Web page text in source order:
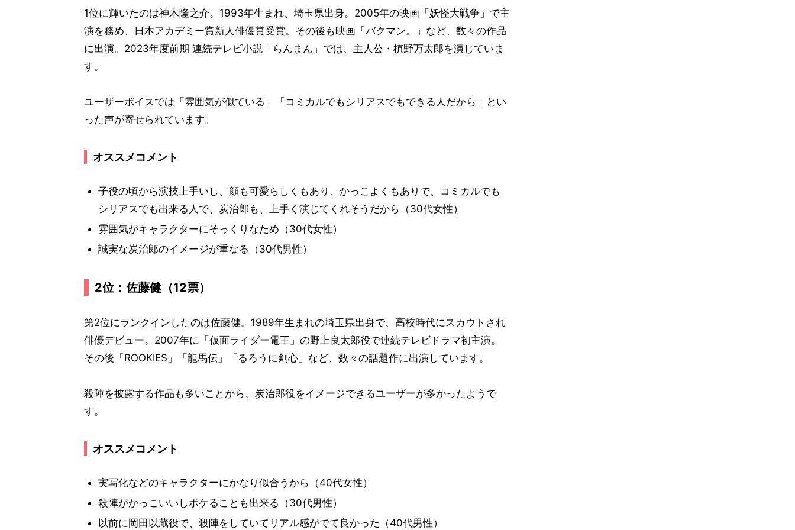
1位に輝いたのは神木隆之介。1993年生まれ、埼玉県出身。2005年の映画「妖怪大戦争」で主
演を務め、日本アカデミー賞新人俳優賞受賞。その後も映画「バクマン。」など、数々の作品
に出演。2023年度前期 連続テレビ小説「らんまん」では、主人公・槙野万太郎を演じていま
す。
ユーザーボイスでは「雰囲気が似ている」「コミカルでもシリアスでもできる人だから」とい
った声が寄せられています。
オススメコメント
子役の頃から演技上手いし、顔も可愛らしくもあり、かっこよくもありで、コミカルでも
シリアスでも出来る人で、炭治郎も、上手く演じてくれそうだから（30代女性）
雰囲気がキャラクターにそっくりなため（30代女性）
誠実な炭治郎のイメージが重なる（30代男性）
2位：佐藤健（12票）
第2位にランクインしたのは佐藤健。1989年生まれの埼玉県出身で、高校時代にスカウトされ
俳優デビュー。2007年に「仮面ライダー電王」の野上良太郎役で連続テレビドラマ初主演。
その後「ROOKIES」「龍馬伝」「るろうに剣心」など、数々の話題作に出演しています。
殺陣を披露する作品も多いことから、炭治郎役をイメージできるユーザーが多かったようで
す。
オススメコメント
実写化などのキャラクターにかなり似合うから（40代女性）
殺陣がかっこいいしボケることも出来る（30代男性）
以前に岡田以蔵役で、殺陣をしていてリアル感がでて良かった（40代男性）